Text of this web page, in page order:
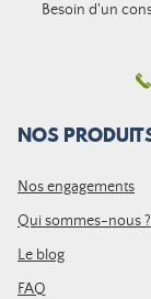
Besoin d'un
NOS
Nos engagements
Qui sommes-nous ?
Le blog
FAQ